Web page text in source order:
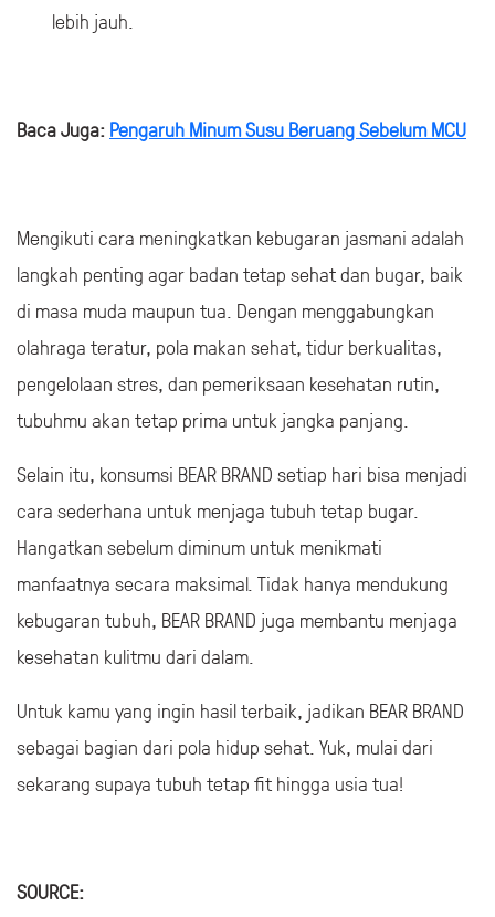
lebih jauh.
Baca Juga: Pengaruh Minum Susu Beruang Sebelum MCU
Mengikuti cara meningkatkan kebugaran jasmani adalah
langkah penting agar badan tetap sehat dan bugar, baik
di masa muda maupun tua. Dengan menggabungkan
olahraga teratur, pola makan sehat, tidur berkualitas,
pengelolaan stres, dan pemeriksaan kesehatan rutin,
tubuhmu akan tetap prima untuk jangka panjang.
Selain itu, konsumsi BEAR BRAND setiap hari bisa menjadi
cara sederhana untuk menjaga tubuh tetap bugar.
Hangatkan sebelum diminum untuk menikmati
manfaatnya secara maksimal. Tidak hanya mendukung
kebugaran tubuh, BEAR BRAND juga membantu menjaga
kesehatan kulitmu dari dalam.
Untuk kamu yang ingin hasil terbaik, jadikan BEAR BRAND
sebagai bagian dari pola hidup sehat. Yuk, mulai dari
sekarang supaya tubuh tetap fit hingga usia tua!
SOURCE: